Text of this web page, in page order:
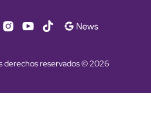
derechos reservados © 2026